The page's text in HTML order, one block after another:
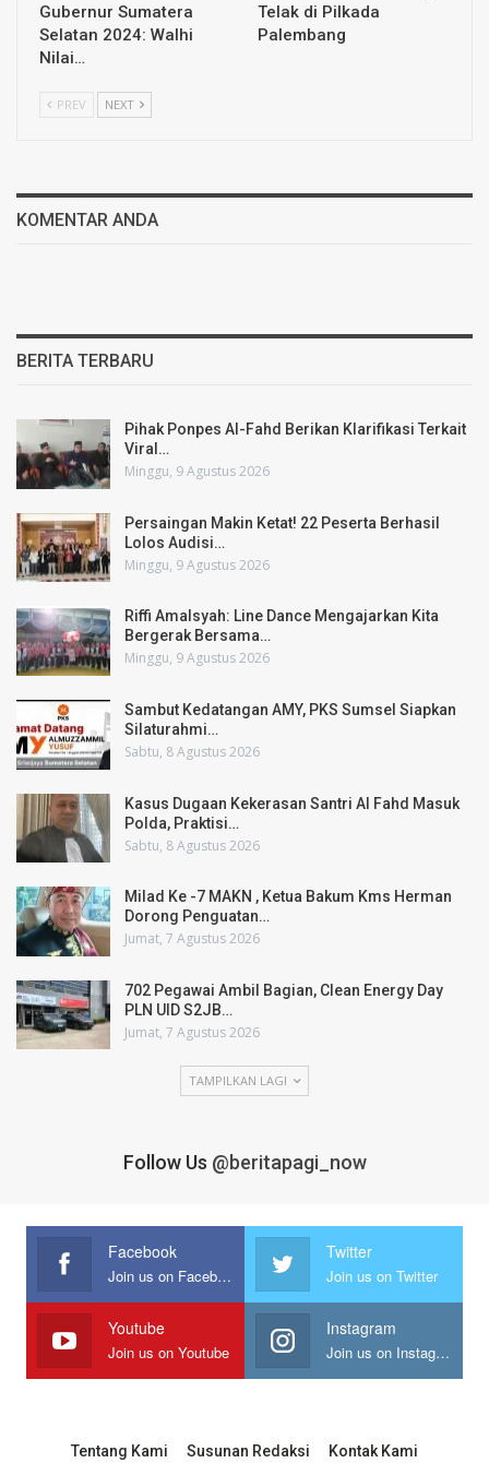
Gubernur Sumatera
Selatan 2024: Walhi
Nilai…
Telak di Pilkada
Palembang
PREV NEXT
KOMENTAR ANDA
BERITA TERBARU
Pihak Ponpes Al-Fahd Berikan Klarifikasi Terkait
Viral…
Minggu, 9 Agustus 2026
Persaingan Makin Ketat! 22 Peserta Berhasil
Lolos Audisi…
Minggu, 9 Agustus 2026
Riffi Amalsyah: Line Dance Mengajarkan Kita
Bergerak Bersama…
Minggu, 9 Agustus 2026
Sambut Kedatangan AMY, PKS Sumsel Siapkan
Silaturahmi…
Sabtu, 8 Agustus 2026
Kasus Dugaan Kekerasan Santri Al Fahd Masuk
Polda, Praktisi…
Sabtu, 8 Agustus 2026
Milad Ke -7 MAKN , Ketua Bakum Kms Herman
Dorong Penguatan…
Jumat, 7 Agustus 2026
702 Pegawai Ambil Bagian, Clean Energy Day
PLN UID S2JB…
Jumat, 7 Agustus 2026
TAMPILKAN LAGI
Follow Us @beritapagi_now
Facebook
Join us on Facebook
Twitter
Join us on Twitter
Youtube
Join us on Youtube
Instagram
Join us on Instagram
Tentang Kami Susunan Redaksi Kontak Kami